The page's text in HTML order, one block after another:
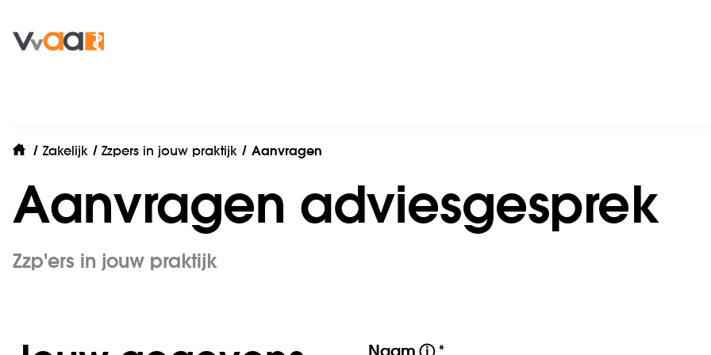
home
Zakelijk Zzpers in jouw praktijk Aanvragen
Aanvragen advies­gesprek
Zzp'ers in jouw praktijk